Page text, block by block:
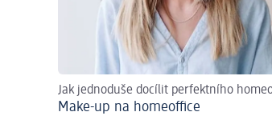
Jak jednoduše docílit perfektního
Make-up na homeoffice